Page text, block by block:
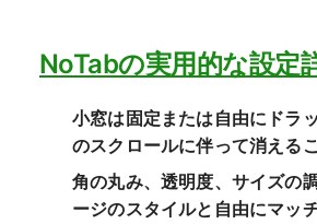
NoTabの実用的な設定
小窓は固定または自由にドラ
のスクロールに伴って消える
角の丸み、透明度、サイズの
ージのスタイルと自由にマッ